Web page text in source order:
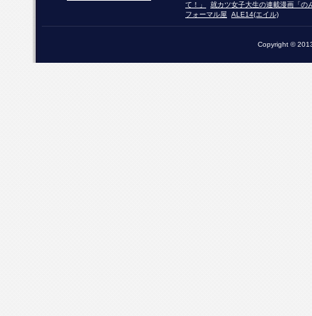
て！」
就カツ女子大生の連載漫画「の
フォーマル屋
ALE14(エイル)
Copyright ©